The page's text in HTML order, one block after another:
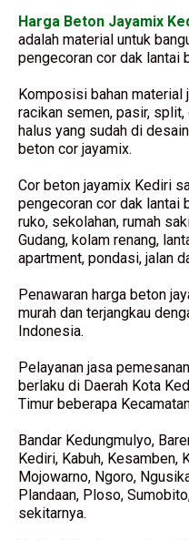
Harga Beton Jayamix
adalah material untuk
pengecoran cor dak lantai
Komposisi bahan
racikan semen, pasir,
halus yang sudah di
beton cor jayamix.
Cor beton jayamix Kediri
pengecoran cor dak lantai
ruko, sekolahan, rumah
Gudang, kolam renang,
apartment, pondasi, jalan
Penawaran harga beton
murah dan terjangkau
Indonesia.
Pelayanan jasa
berlaku di Daerah Kota
Timur beberapa
Bandar Kedungmulyo,
Kediri, Kabuh, Kesamben,
Mojowarno, Ngoro,
Plandaan, Ploso,
sekitarnya.